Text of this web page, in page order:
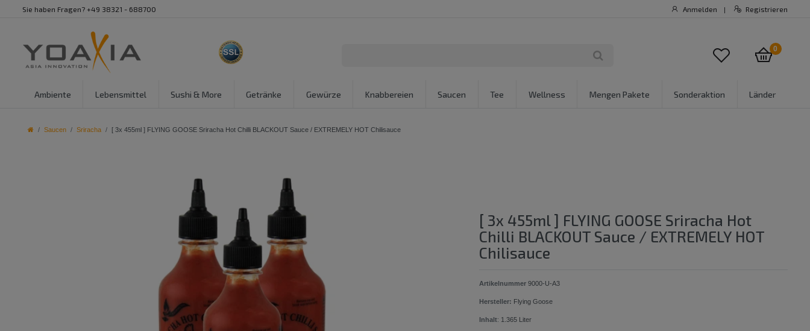
Sie haben Fragen? +49 38321 - 688700 Anmelden | Registrieren
0
Ambiente Lebensmittel Sushi & More Getränke Gewürze Knabbereien Saucen Tee Wellness Mengen Pakete Sonderaktion Länder
Saucen Sriracha [ 3x 455ml ] FLYING GOOSE Sriracha Hot Chilli BLACKOUT Sauce / EXTREMELY HOT Chilisauce
[ 3x 455ml ] FLYING GOOSE Sriracha Hot
Chilli BLACKOUT Sauce / EXTREMELY HOT
Chilisauce
Artikelnummer9000-U-A3
Hersteller: Flying Goose
Inhalt: 1.365 Liter